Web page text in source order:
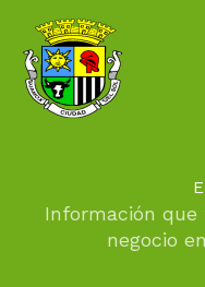
contenido
Información
negocio